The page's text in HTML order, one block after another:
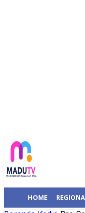
HOME